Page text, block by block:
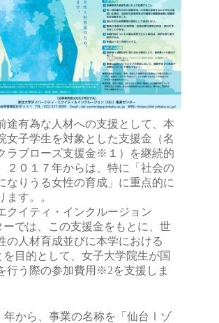
途有為な人材への支援として、本
女子学生を対象とした支援金（名
ラブローズ支援金※１）を継続的
２０１７年からは、特に「社会の
なりうる女性の育成」に重点的に
ます。。
クイティ・インクルージョン
ーでは、この支援金をもとに、世
の人材育成並びに本学における
目的として、女子大学院生が国
行う際の参加費用※2を支援しま
年から、事業の名称を「仙台Ⅰゾ